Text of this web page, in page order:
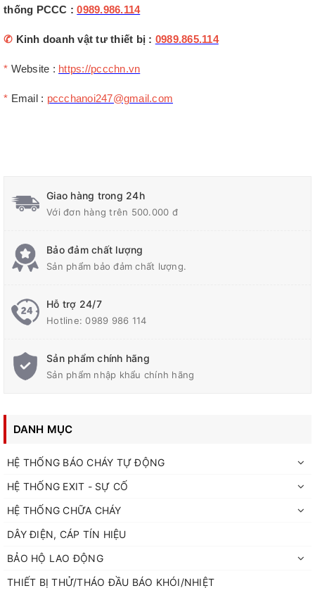
thống PCCC :0989.986.114
✆ Kinh doanh vật tư thiết bị : 0989.865.114
* Website : https://pccchn.vn
* Email : pccchanoi247@gmail.com
Giao hàng trong 24h
Với đơn hàng trên 500.000 đ
Bảo đảm chất lượng
Sản phẩm bảo đảm chất lượng.
Hỗ trợ 24/7
Hotline:0989 986 114
Sản phẩm chính hãng
Sản phẩm nhập khẩu chính hãng
DANH MỤC
HỆ THỐNG BÁO CHÁY TỰ ĐỘNG
HỆ THỐNG EXIT - SỰ CỐ
HỆ THỐNG CHỮA CHÁY
DÂY ĐIỆN, CÁP TÍN HIỆU
BẢO HỘ LAO ĐỘNG
THIẾT BỊ THỬ/THÁO ĐẦU BÁO KHÓI/NHIỆT